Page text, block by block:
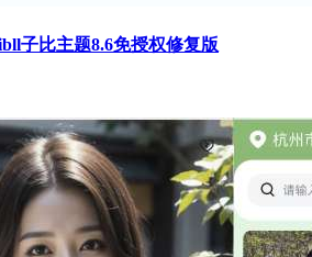
子比主题8.6免授权修复版